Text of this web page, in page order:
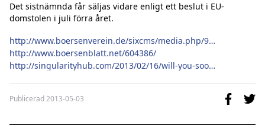
Det sistnämnda får säljas vidare enligt ett beslut i EU-
domstolen i juli förra året.
http://www.boersenverein.de/sixcms/media.php/976/LG_Bielefeld_vom_05.03.13_Klage_Verbraucherzentralen.pdf
http://www.boersenblatt.net/604386/
http://singularityhub.com/2013/02/16/will-you-soon-be-able-to-buy-used-ebooks-and-digital-music-amazon-moves-in-that-direction/
Publicerad2013-05-03